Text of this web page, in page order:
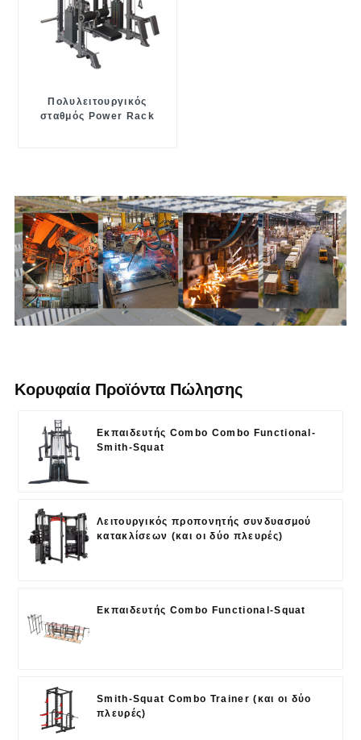
Πολυλειτουργικός
σταθμός Power Rack
Κορυφαία Προϊόντα Πώλησης
Εκπαιδευτής Combo Combo Functional-
Smith-Squat
Λειτουργικός προπονητής συνδυασμού
κατακλίσεων (και οι δύο πλευρές)
Εκπαιδευτής Combo Functional-Squat
Smith-Squat Combo Trainer (και οι δύο
πλευρές)